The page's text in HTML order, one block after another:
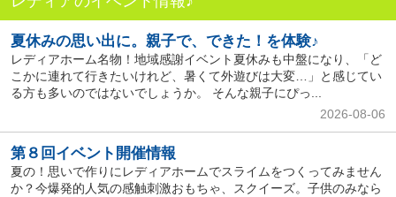
夏休みの思い出に。親子で、できた！を体験♪
レディアホーム名物！地域感謝イベント夏休みも中盤になり、「ど
こかに連れて行きたいけれど、暑くて外遊びは大変…」と感じてい
る方も多いのではないでしょうか。 そんな親子にぴっ...
2026-08-06
第８回イベント開催情報
夏の！思いで作りにレディアホームでスライムをつくってみません
か？今爆発的人気の感触刺激おもちゃ、スクイーズ。子供のみなら